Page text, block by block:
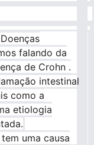
falando da
de Crohn .
intestinal
como a
etiologia
uma causa